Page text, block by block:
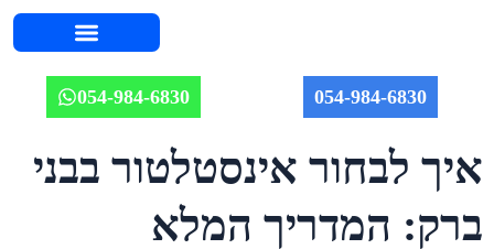
054-984-6830
054-984-6830
איך לבחור אינסטלטור בבני
ברק: המדריך המלא